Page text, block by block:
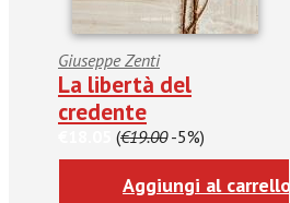
Giuseppe Zenti
La libertà del
credente
(€19.00-5%)
Aggiungi al carrello